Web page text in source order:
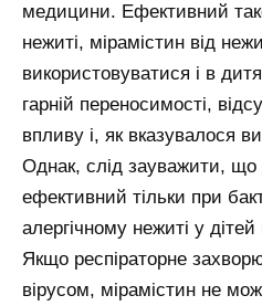
медицини. Ефективний
нежиті, мірамістин від
використовуватися і в
гарній переносимості,
впливу і, як вказувалося
Однак, слід зауважити, що
ефективний тільки при
алергічному нежиті у
Якщо респіраторне
вірусом, мірамістин не